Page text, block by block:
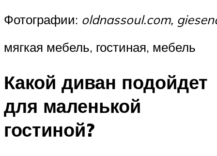
Фотографии: oldnassoul.com,
мягкая мебель, гостиная, мебель
Какой диван подойдет
для маленькой
гостиной?